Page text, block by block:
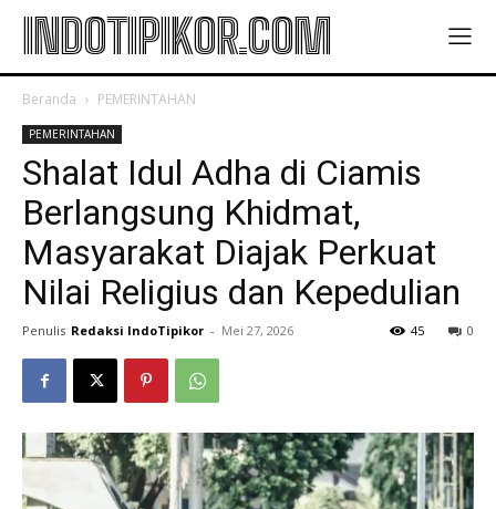
INDOTIPIKOR.COM
Beranda PEMERINTAHAN
PEMERINTAHAN
Shalat Idul Adha di Ciamis
Berlangsung Khidmat,
Masyarakat Diajak Perkuat
Nilai Religius dan Kepedulian
Penulis Redaksi IndoTipikor - Mei 27, 2026 0
45